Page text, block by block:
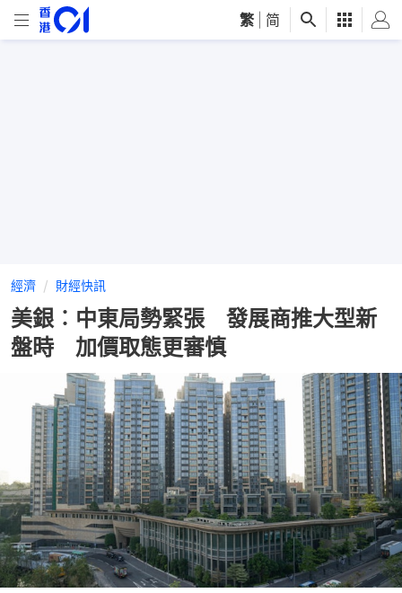
繁 简
經濟 財經快訊
美銀︰中東局勢緊張 發展商推大型新
盤時 加價取態更審慎